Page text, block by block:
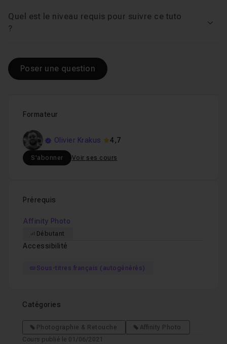
Formateur
Olivier Krakus 4,7
S'abonner Voir ses cours
Prérequis
Affinity Photo
Débutant
Accessibilité
Sous-titres français (autogénérés)
Catégories
Photographie & Retouche
Affinity Photo
Cours publié le 01/06/2021
Quel est le niveau requis pour suivre ce tuto
?
Poser une question